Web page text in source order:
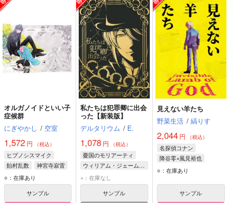
オルガノイドといい子
症候群
にぎやかし / 空室
1,572 円 （税込）
ヒプノシスマイク
飴村乱数
神宮寺寂雷
有栖川帝統
○：在庫あり
サンプル
私たちは犯罪卿に出会
った【新装版】
デルタリウム / E.
1,078 円 （税込）
憂国のモリアーティ
ウィリアム・ジェームズ・モリアーティ
×：在庫なし
サンプル
見えない羊たち
野菜生活 / 縞りす
2,044円 （税込）
名探偵コナン
降谷零×風見裕也
降谷零
風見裕也
○：在庫あり
サンプル